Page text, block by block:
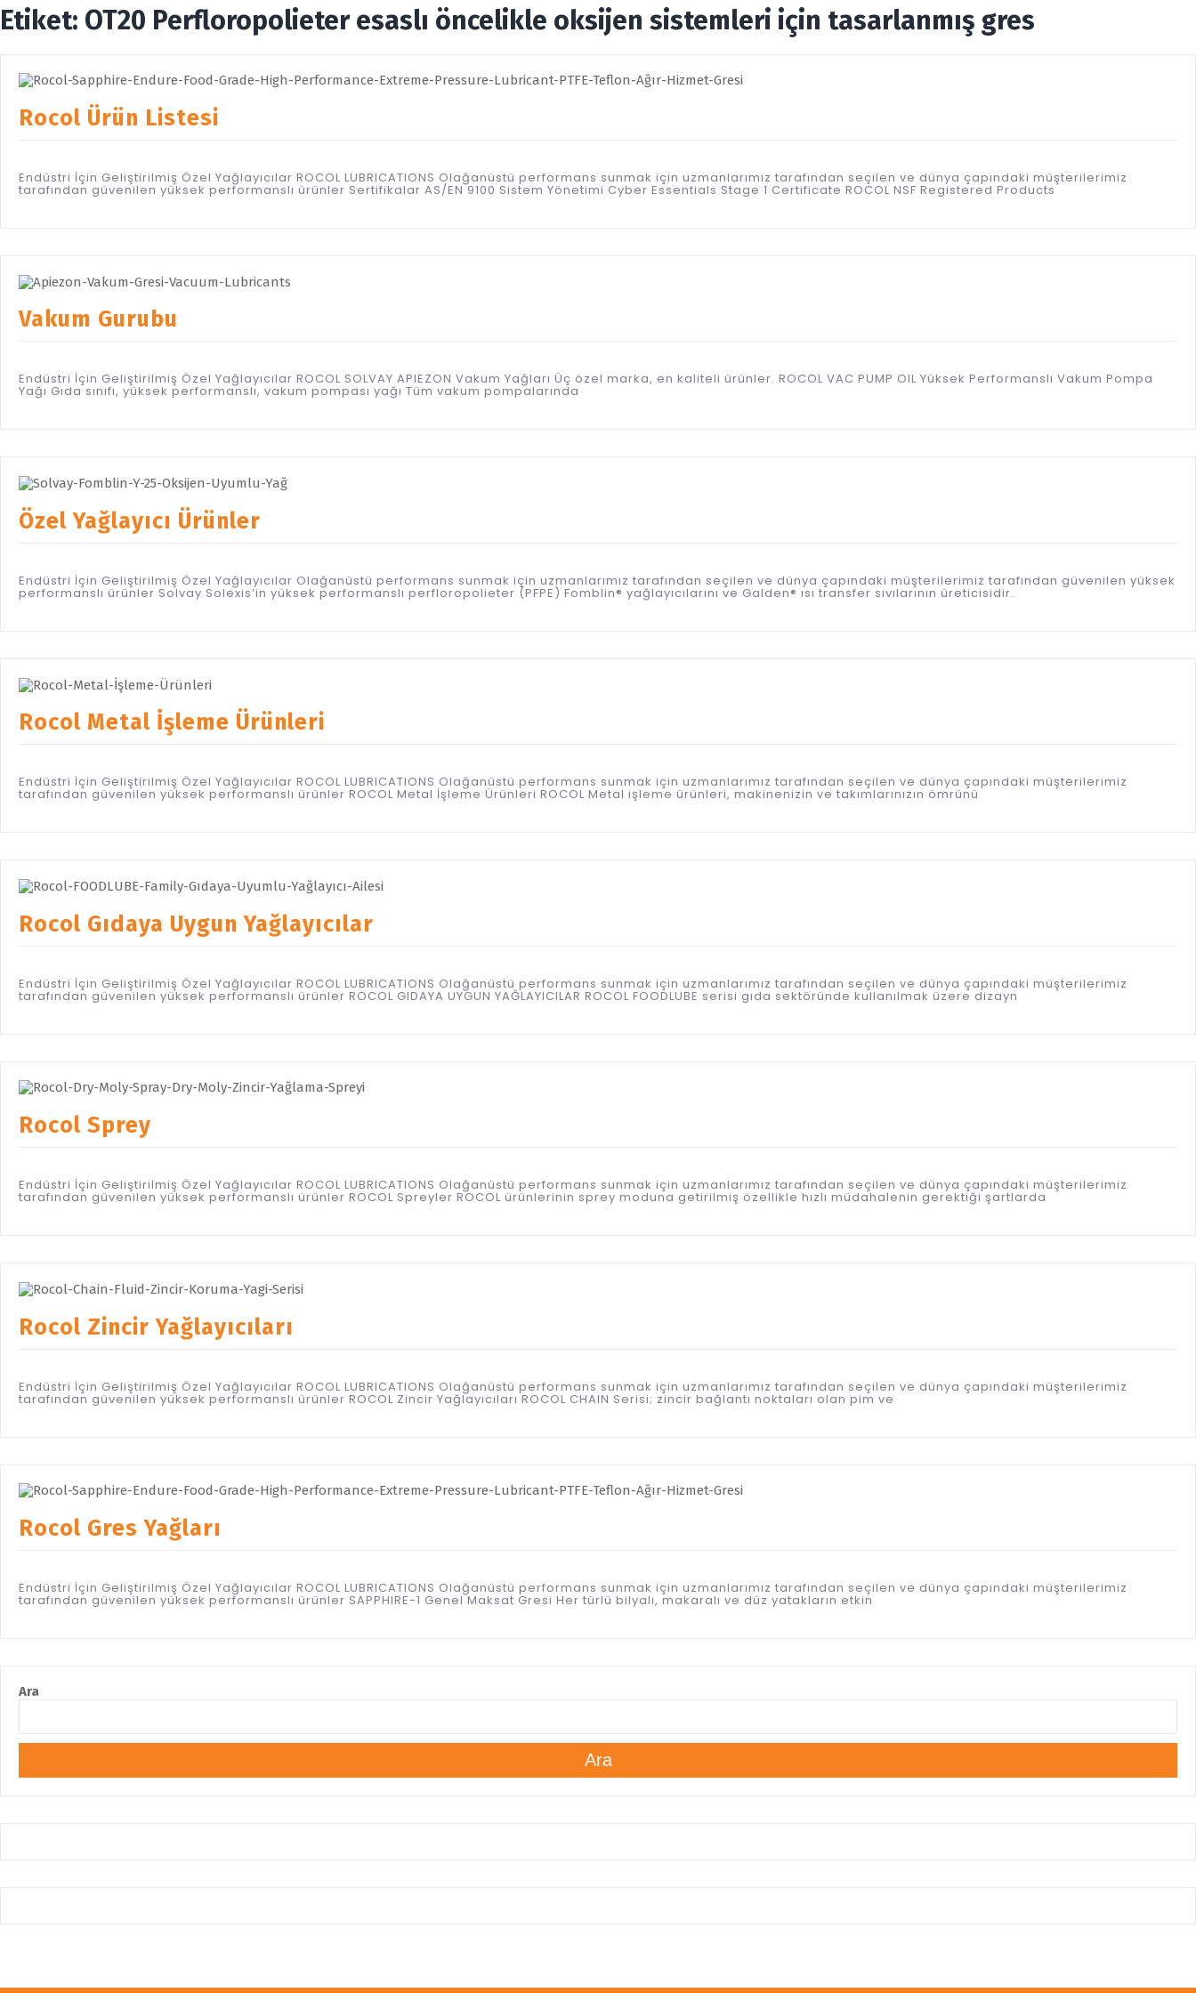
Etiket: OT20 Perfloropolieter esaslı öncelikle oksijen sistemleri için tasarlanmış gres
Rocol Ürün Listesi
Endüstri İçin Geliştirilmiş Özel Yağlayıcılar ROCOL LUBRICATIONS Olağanüstü performans sunmak için uzmanlarımız tarafından seçilen ve dünya çapındaki müşterilerimiz
tarafından güvenilen yüksek performanslı ürünler Sertifikalar AS/EN 9100 Sistem Yönetimi Cyber Essentials Stage 1 Certificate ROCOL NSF Registered Products
Vakum Gurubu
Endüstri İçin Geliştirilmiş Özel Yağlayıcılar ROCOL SOLVAY APIEZON Vakum Yağları Üç özel marka, en kaliteli ürünler. ROCOL VAC PUMP OIL Yüksek Performanslı Vakum Pompa
Yağı Gıda sınıfı, yüksek performanslı, vakum pompası yağı Tüm vakum pompalarında
Özel Yağlayıcı Ürünler
Endüstri İçin Geliştirilmiş Özel Yağlayıcılar Olağanüstü performans sunmak için uzmanlarımız tarafından seçilen ve dünya çapındaki müşterilerimiz tarafından güvenilen yüksek
performanslı ürünler Solvay Solexis’in yüksek performanslı perfloropolieter (PFPE) Fomblin® yağlayıcılarını ve Galden® ısı transfer sıvılarının üreticisidir.
Rocol Metal İşleme Ürünleri
Endüstri İçin Geliştirilmiş Özel Yağlayıcılar ROCOL LUBRICATIONS Olağanüstü performans sunmak için uzmanlarımız tarafından seçilen ve dünya çapındaki müşterilerimiz
tarafından güvenilen yüksek performanslı ürünler ROCOL Metal İşleme Ürünleri ROCOL Metal işleme ürünleri, makinenizin ve takımlarınızın ömrünü
Rocol Gıdaya Uygun Yağlayıcılar
Endüstri İçin Geliştirilmiş Özel Yağlayıcılar ROCOL LUBRICATIONS Olağanüstü performans sunmak için uzmanlarımız tarafından seçilen ve dünya çapındaki müşterilerimiz
tarafından güvenilen yüksek performanslı ürünler ROCOL GIDAYA UYGUN YAĞLAYICILAR ROCOL FOODLUBE serisi gıda sektöründe kullanılmak üzere dizayn
Rocol Sprey
Endüstri İçin Geliştirilmiş Özel Yağlayıcılar ROCOL LUBRICATIONS Olağanüstü performans sunmak için uzmanlarımız tarafından seçilen ve dünya çapındaki müşterilerimiz
tarafından güvenilen yüksek performanslı ürünler ROCOL Spreyler ROCOL ürünlerinin sprey moduna getirilmiş özellikle hızlı müdahalenin gerektiği şartlarda
Rocol Zincir Yağlayıcıları
Endüstri İçin Geliştirilmiş Özel Yağlayıcılar ROCOL LUBRICATIONS Olağanüstü performans sunmak için uzmanlarımız tarafından seçilen ve dünya çapındaki müşterilerimiz
tarafından güvenilen yüksek performanslı ürünler ROCOL Zincir Yağlayıcıları ROCOL CHAIN Serisi; zincir bağlantı noktaları olan pim ve
Rocol Gres Yağları
Endüstri İçin Geliştirilmiş Özel Yağlayıcılar ROCOL LUBRICATIONS Olağanüstü performans sunmak için uzmanlarımız tarafından seçilen ve dünya çapındaki müşterilerimiz
tarafından güvenilen yüksek performanslı ürünler SAPPHIRE-1 Genel Maksat Gresi Her türlü bilyalı, makaralı ve düz yatakların etkin
Ara
Ara